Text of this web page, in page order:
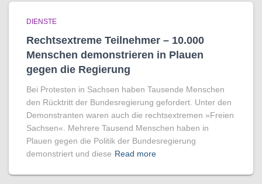
DIENSTE
Rechtsextreme Teilnehmer – 10.000
Menschen demonstrieren in Plauen
gegen die Regierung
Bei Protesten in Sachsen haben Tausende Menschen
den Rücktritt der Bundesregierung gefordert. Unter den
Demonstranten waren auch die rechtsextremen »Freien
Sachsen«. Mehrere Tausend Menschen haben in
Plauen gegen die Politik der Bundesregierung
demonstriert und diese Read more